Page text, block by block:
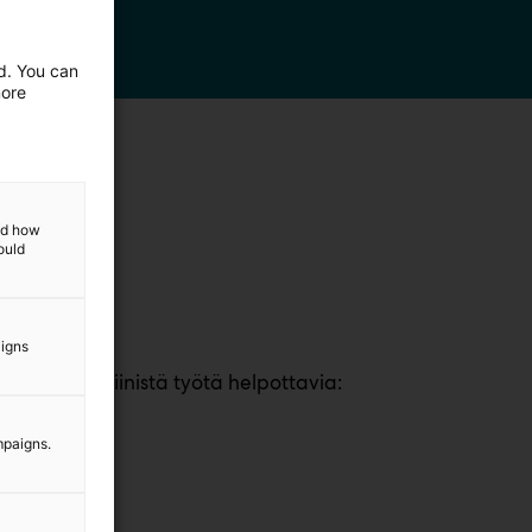
arjen kliinistä työtä helpottavia:
You can
how